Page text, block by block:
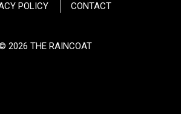
POLICY CONTACT
2026 THE RAINCOAT